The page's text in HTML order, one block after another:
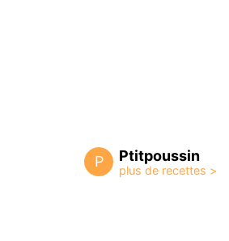
P Ptitpoussin